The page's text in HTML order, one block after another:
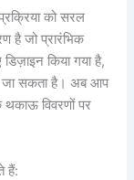
को सरल
है जो प्रारंभिक
किया गया है,
जा सकता है। अब आप
विवरणों पर
हैं: